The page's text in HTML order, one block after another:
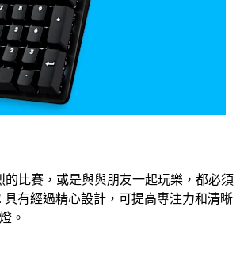
的比賽，或是與與朋友一起玩樂，都必須
具有經過精心設計，可提高專注力和清晰
。